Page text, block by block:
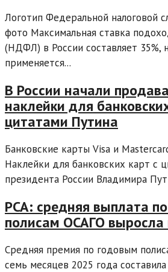
Логотип Федеральной налоговой
фото Максимальная ставка
(НДФЛ) в России составляет 35%,
применяется...
В России начали
наклейки для
цитатами Путина
Банковские карты Visa и
Наклейки для банковских карт с
президента России Владимира
РСА: средняя выплата
полисам ОСАГО
Средняя премия по годовым
семь месяцев 2025 года